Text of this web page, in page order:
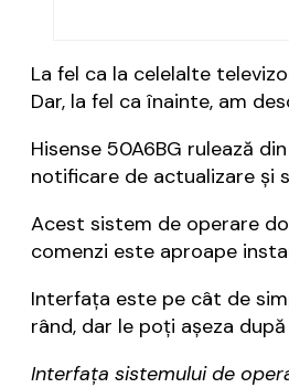
La fel ca la celelalte
Dar, la fel ca înainte, am
Hisense 50A6BG rulează
notificare de actualizare și
Acest sistem de operare
comenzi este aproape
Interfața este pe cât de
rând, dar le poți așeza
Interfața sistemului de